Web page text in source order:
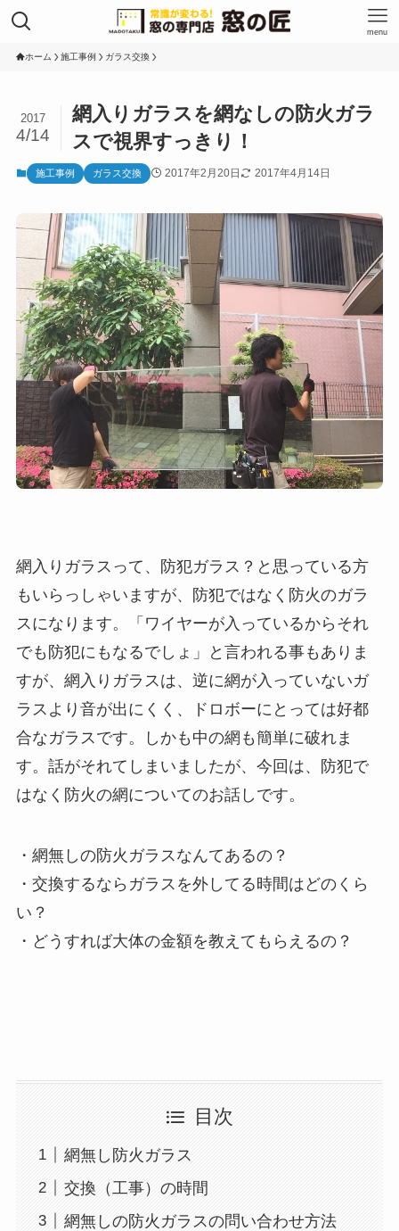
menu
ホーム 施工事例 ガラス交換
網入りガラスを網なしの防火ガラ
スで視界すっきり！
2017
4/14
施工事例 ガラス交換 2017年2月20日 2017年4月14日
網入りガラスって、防犯ガラス？と思っている方
もいらっしゃいますが、防犯ではなく防火のガラ
スになります。「ワイヤーが入っているからそれ
でも防犯にもなるでしょ」と言われる事もありま
すが、網入りガラスは、逆に網が入っていないガ
ラスより音が出にくく、ドロボーにとっては好都
合なガラスです。しかも中の網も簡単に破れま
す。話がそれてしまいましたが、今回は、防犯で
はなく防火の網についてのお話しです。
・網無しの防火ガラスなんてあるの？
・交換するならガラスを外してる時間はどのくら
い？
・どうすれば大体の金額を教えてもらえるの？
目次
網無し防火ガラス
交換（工事）の時間
網無しの防火ガラスの問い合わせ方法